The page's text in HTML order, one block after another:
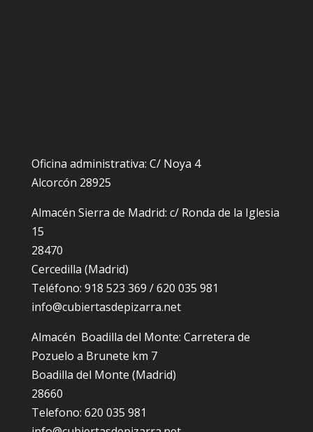
Oficina administrativa: C/ Noya 4
Alcorcón 28925
Almacén Sierra de Madrid: c/ Ronda de la Iglesia
15
28470
Cercedilla (Madrid)
Teléfono: 918 523 369 / 620 035 981
info@cubiertasdepizarra.net
Almacén Boadilla del Monte: Carretera de
Pozuelo a Brunete km 7
Boadilla del Monte (Madrid)
28660
Telefono: 620 035 981